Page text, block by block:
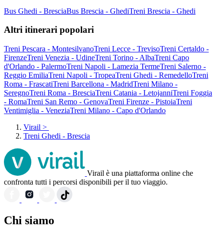
Bus Ghedi - BresciaBus Brescia - GhediTreni Brescia - Ghedi
Altri itinerari popolari
Treni Pescara - MontesilvanoTreni Lecce - TrevisoTreni Certaldo -
FirenzeTreni Venezia - UdineTreni Torino - AlbaTreni Capo
d'Orlando - PalermoTreni Napoli - Lamezia TermeTreni Salerno -
Reggio EmiliaTreni Napoli - TropeaTreni Ghedi - RemedelloTreni
Roma - FrascatiTreni Barcellona - MadridTreni Milano -
SeregnoTreni Roma - BresciaTreni Catania - LetojanniTreni Foggia
- RomaTreni San Remo - GenovaTreni Firenze - PistoiaTreni
Ventimiglia - VeneziaTreni Milano - Capo d'Orlando
Virail >
Treni Ghedi - Brescia
Virail è una piattaforma online che
confronta tutti i percorsi disponibili per il tuo viaggio.
Chi siamo